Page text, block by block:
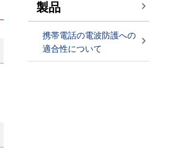
製品
携帯電話の電波防護への
適合性について